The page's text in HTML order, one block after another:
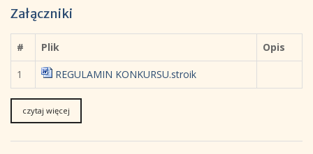
Załączniki
# Plik Opis
1 REGULAMIN KONKURSU.stroik
czytaj więcej